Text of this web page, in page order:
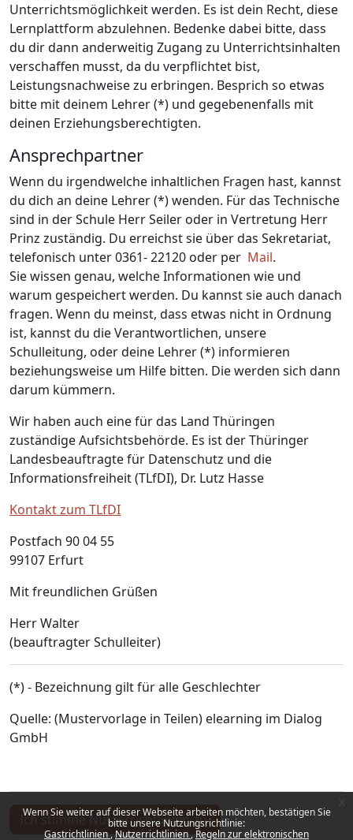
Wenn Sie weiter auf dieser Webseite arbeiten möchten, bestätigen Sie
bitte unsere Nutzungsrichtlinie:
Gastrichtlinien Nutzerrichtlinien Regeln zur elektronischen
Unterrichtsmöglichkeit werden. Es ist dein Recht, diese
Lernplattform abzulehnen. Bedenke dabei bitte, dass
du dir dann anderweitig Zugang zu Unterrichtsinhalten
verschaffen musst, da du verpflichtet bist,
Leistungsnachweise zu erbringen. Besprich so etwas
bitte mit deinem Lehrer (*) und gegebenenfalls mit
deinen Erziehungsberechtigten.
Ansprechpartner
Wenn du irgendwelche inhaltlichen Fragen hast, kannst
du dich an deine Lehrer (*) wenden. Für das Technische
sind in der Schule Herr Seiler oder in Vertretung Herr
Prinz zuständig. Du erreichst sie über das Sekretariat,
telefonisch unter 0361- 22120 oder per Mail.
Sie wissen genau, welche Informationen wie und
warum gespeichert werden. Du kannst sie auch danach
fragen. Wenn du meinst, dass etwas nicht in Ordnung
ist, kannst du die Verantwortlichen, unsere
Schulleitung, oder deine Lehrer (*) informieren
beziehungsweise um Hilfe bitten. Die werden sich dann
darum kümmern.
Wir haben auch eine für das Land Thüringen
zuständige Aufsichtsbehörde. Es ist der Thüringer
Landesbeauftragte für Datenschutz und die
Informationsfreiheit (TLfDI), Dr. Lutz Hasse
Kontakt zum TLfDI
Postfach 90 04 55
99107 Erfurt
Mit freundlichen Grüßen
Herr Walter
(beauftragter Schulleiter)
(*) - Bezeichnung gilt für alle Geschlechter
Quelle: (Mustervorlage in Teilen) elearning im Dialog
GmbH
Ich stimme Nutzerrichtlinien zu.